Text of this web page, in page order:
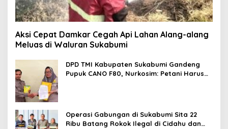
Aksi Cepat Damkar Cegah Api Lahan Alang-alang
Meluas di Waluran Sukabumi
DPD TMI Kabupaten Sukabumi Gandeng
Pupuk CANO F80, Nurkosim: Petani Harus
Operasi Gabungan di Sukabumi Sita 22
Ribu Batang Rokok Ilegal di Cidahu dan